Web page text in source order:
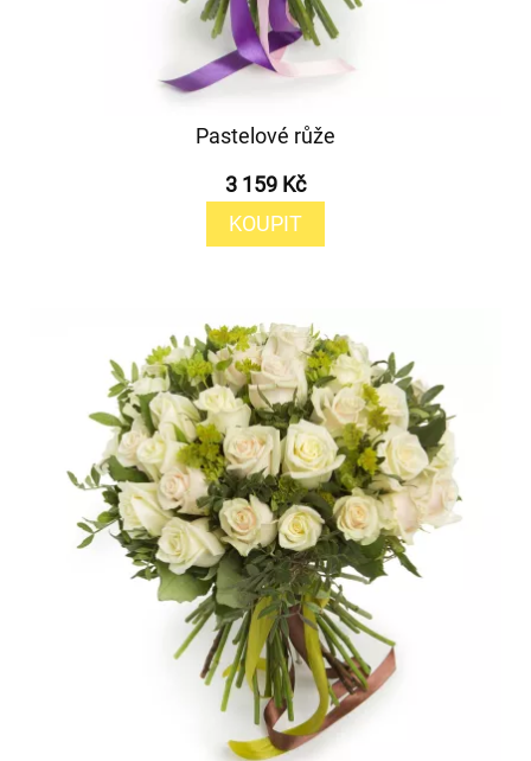
Pastelové růže
3 159 Kč
KOUPIT